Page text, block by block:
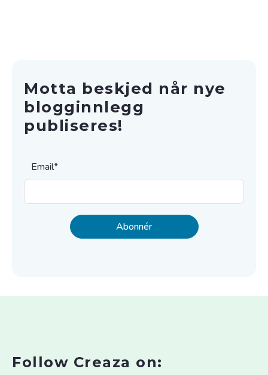
Motta beskjed når nye
blogginnlegg
publiseres!
Email*
Follow Creaza on: